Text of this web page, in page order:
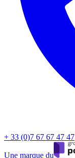
+ 33 (0)7 67 67 47 47
Une marque du